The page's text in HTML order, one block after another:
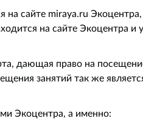
сайте miraya.ru
на сайте Экоцентра и у
дающая право на
занятий так же
Экоцентра, а именно: